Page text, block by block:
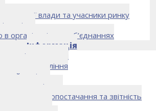
влади та учасники ринку
організаціях та об’єднаннях
Інформація
документи
управління
комітет
правові акти
умови електропостачання та звітність